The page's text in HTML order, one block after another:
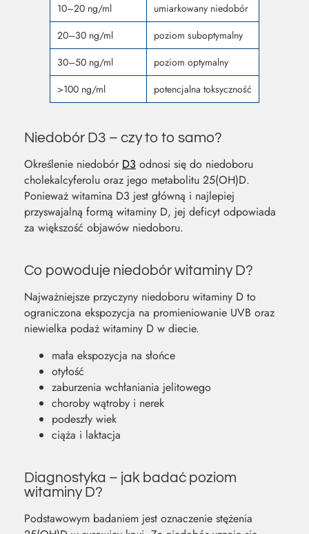
10–20 ng/ml
umiarkowany niedobór
20–30 ng/ml
poziom suboptymalny
30–50 ng/ml
poziom optymalny
>100 ng/ml
potencjalna toksyczność
Niedobór D3 – czy to to samo?
Określenie niedobór D3 odnosi się do niedoboru
cholekalcyferolu oraz jego metabolitu 25(OH)D.
Ponieważ witamina D3 jest główną i najlepiej
przyswajalną formą witaminy D, jej deficyt odpowiada
za większość objawów niedoboru.
Co powoduje niedobór witaminy D?
Najważniejsze przyczyny niedoboru witaminy D to
ograniczona ekspozycja na promieniowanie UVB oraz
niewielka podaż witaminy D w diecie.
mała ekspozycja na słońce
otyłość
zaburzenia wchłaniania jelitowego
choroby wątroby i nerek
podeszły wiek
ciąża i laktacja
Diagnostyka – jak badać poziom
witaminy D?
Podstawowym badaniem jest oznaczenie stężenia